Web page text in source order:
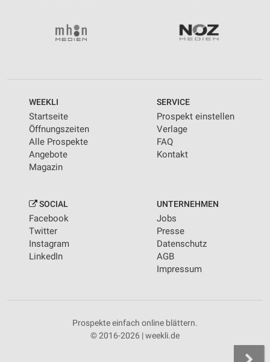
WEEKLI
Startseite
Öffnungszeiten
Alle Prospekte
Angebote
Magazin
SERVICE
Prospekt einstellen
Verlage
FAQ
Kontakt
SOCIAL
Facebook
Twitter
Instagram
LinkedIn
UNTERNEHMEN
Jobs
Presse
Datenschutz
AGB
Impressum
Prospekte einfach online blättern.
© 2016-2026 | weekli.de